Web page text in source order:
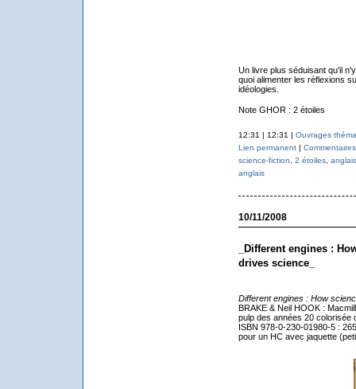
Un livre plus séduisant qu'il
quoi alimenter les réflexions
idéologies.
Note GHOR : 2 étoiles
12:31 | 12:31 | Ouvrages
Lien permanent|
science-fiction
2 étoiles, anglais
anglais
10/11/2008
_Different engines :
drives science_
Different engines : How
BRAKE & Neil HOOK :
pulp des années 20 colorisée
ISBN 978-0-230-01980-5 :
pour un HC avec jaquette